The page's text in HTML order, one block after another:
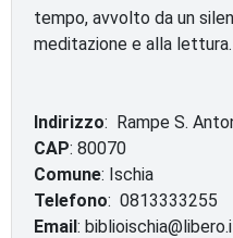
tempo, avvolto da un
meditazione e alla lettura.
Indirizzo: Rampe S.
CAP: 80070
Comune: Ischia
Telefono: 0813333255
Email: